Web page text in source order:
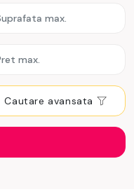
Cautare avansata